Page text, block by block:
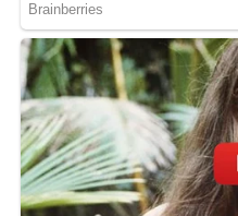
Partisipatif dengan
kecamatan hingga DPMD
validasi data.
“Kami ingin seluruh data
dan kelurahan dapat diinput
menggambarkan kondisi riil
perkembangan desa,”